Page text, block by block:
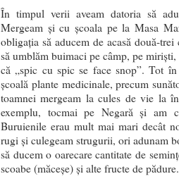
În timpul verii aveam datoria să
Mergeam și cu școala pe la Masa
obligația să aducem de acasă două-
să umblăm buimaci pe câmp, pe
că „spic cu spic se face snop”. Tot
școală plante medicinale, precum
toamnei mergeam la cules de vie la
exemplu, tocmai pe Negară și am
Buruienile erau mult mai mari decât
rugi și culegeam strugurii, ori adunam
să ducem o oarecare cantitate de
scoabe (măceșe) și alte fructe de pădure.